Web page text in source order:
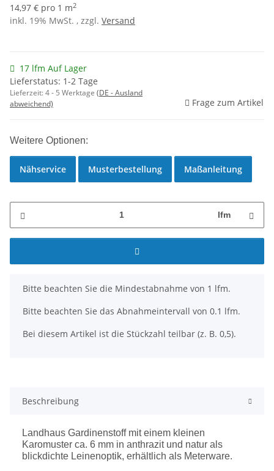
14,97 € pro 1 m2
inkl. 19% MwSt. , zzgl. Versand
17 lfm Auf Lager
Lieferstatus: 1-2 Tage
Lieferzeit:4 - 5 Werktage (DE - Ausland
abweichend)
Frage zum Artikel
Weitere Optionen:
Nähservice Musterbestellung Maßanleitung
lfm
x
Bitte beachten Sie die Mindestabnahme von 1 lfm.
Bitte beachten Sie das Abnahmeintervall von 0.1 lfm.
Bei diesem Artikel ist die Stückzahl teilbar (z. B. 0,5).
Beschreibung
Landhaus Gardinenstoff mit einem kleinen
Karomuster ca. 6 mm in anthrazit und natur als
blickdichte Leinenoptik, erhältlich als Meterware.